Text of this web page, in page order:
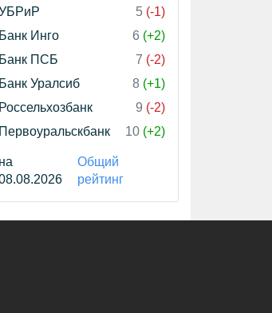
5 (-1)
Банк Инго
6 (+2)
Банк ПСБ
7 (-2)
Банк Уралсиб
8 (+1)
Россельхозбанк
9 (-2)
Первоуральскбанк
10 (+2)
на
Общий
рейтинг